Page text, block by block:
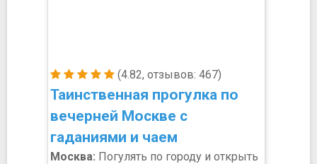
(4.82, отзывов: 467)
Таинственная прогулка по
вечерней Москве с
гаданиями и чаем
Москва: Погулять по городу и открыть